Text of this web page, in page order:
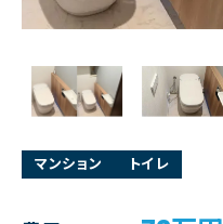
マンション トイレ